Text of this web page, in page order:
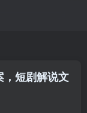
短剧解说文